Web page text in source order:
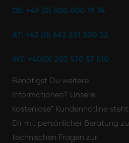
DE: +49 (0) 800 000 19 74
AT: +43 (0) 662 251 300 32
INT: +40(0) 203 570 57 510
Benötigst Du weitere
Informationen? Unsere
kostenlose* Kundenhotline steht
Dir mit persönlicher Beratung zu
technischen Fragen zur